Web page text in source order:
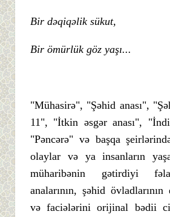
Bir dəqiqəlik sükut,
Bir ömürlük göz yaşı...
"Mühasirə", "Şəhid anası",
11", "İtkin əsgər anası",
"Pəncərə" və başqa
olaylar və ya insanların
müharibənin gətirdiyi
analarının, şəhid
və faciələrini orijinal bədii